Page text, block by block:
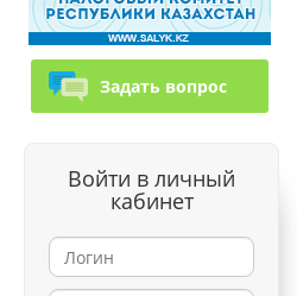
Задать вопрос
Войти в личный
кабинет